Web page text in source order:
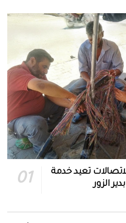
عاماً.. الاتصالات تعيد خدمة
الزور